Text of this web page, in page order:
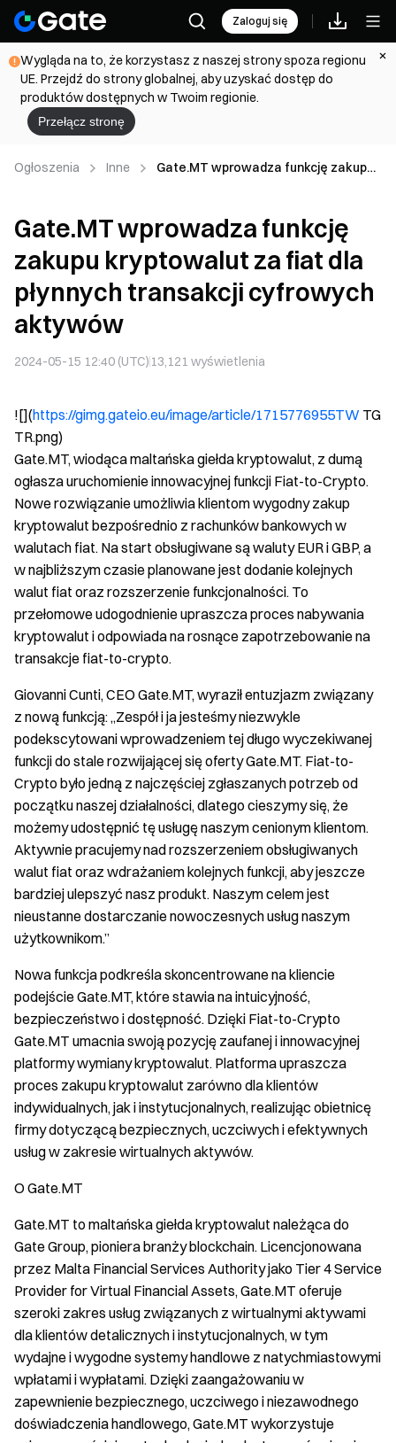
Zaloguj się
Wygląda na to, że korzystasz z naszej strony spoza regionu
UE. Przejdź do strony globalnej, aby uzyskać dostęp do
produktów dostępnych w Twoim regionie.
Przełącz stronę
Ogłoszenia Inne
Gate.MT wprowadza funkcję zakupu
Gate.MT wprowadza funkcję
zakupu kryptowalut za fiat dla
płynnych transakcji cyfrowych
aktywów
2024-05-15 12:40 (UTC) 13,121 wyświetlenia
![](https://gimg.gateio.eu/image/article/1715776955TW TG
TR.png)
Gate.MT, wiodąca maltańska giełda kryptowalut, z dumą
ogłasza uruchomienie innowacyjnej funkcji Fiat-to-Crypto.
Nowe rozwiązanie umożliwia klientom wygodny zakup
kryptowalut bezpośrednio z rachunków bankowych w
walutach fiat. Na start obsługiwane są waluty EUR i GBP, a
w najbliższym czasie planowane jest dodanie kolejnych
walut fiat oraz rozszerzenie funkcjonalności. To
przełomowe udogodnienie upraszcza proces nabywania
kryptowalut i odpowiada na rosnące zapotrzebowanie na
transakcje fiat-to-crypto.
Giovanni Cunti, CEO Gate.MT, wyraził entuzjazm związany
z nową funkcją: „Zespół i ja jesteśmy niezwykle
podekscytowani wprowadzeniem tej długo wyczekiwanej
funkcji do stale rozwijającej się oferty Gate.MT. Fiat-to-
Crypto było jedną z najczęściej zgłaszanych potrzeb od
początku naszej działalności, dlatego cieszymy się, że
możemy udostępnić tę usługę naszym cenionym klientom.
Aktywnie pracujemy nad rozszerzeniem obsługiwanych
walut fiat oraz wdrażaniem kolejnych funkcji, aby jeszcze
bardziej ulepszyć nasz produkt. Naszym celem jest
nieustanne dostarczanie nowoczesnych usług naszym
użytkownikom.”
Nowa funkcja podkreśla skoncentrowane na kliencie
podejście Gate.MT, które stawia na intuicyjność,
bezpieczeństwo i dostępność. Dzięki Fiat-to-Crypto
Gate.MT umacnia swoją pozycję zaufanej i innowacyjnej
platformy wymiany kryptowalut. Platforma upraszcza
proces zakupu kryptowalut zarówno dla klientów
indywidualnych, jak i instytucjonalnych, realizując obietnicę
firmy dotyczącą bezpiecznych, uczciwych i efektywnych
usług w zakresie wirtualnych aktywów.
O Gate.MT
Gate.MT to maltańska giełda kryptowalut należąca do
Gate Group, pioniera branży blockchain. Licencjonowana
przez Malta Financial Services Authority jako Tier 4 Service
Provider for Virtual Financial Assets, Gate.MT oferuje
szeroki zakres usług związanych z wirtualnymi aktywami
dla klientów detalicznych i instytucjonalnych, w tym
wydajne i wygodne systemy handlowe z natychmiastowymi
wpłatami i wypłatami. Dzięki zaangażowaniu w
zapewnienie bezpiecznego, uczciwego i niezawodnego
doświadczenia handlowego, Gate.MT wykorzystuje